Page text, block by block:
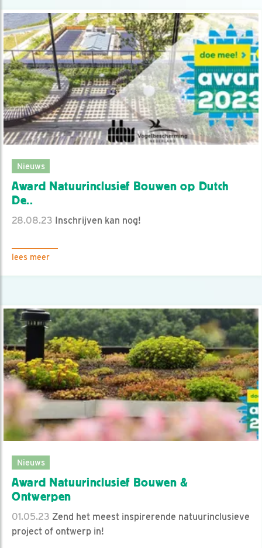
Nieuws
Award Natuurinclusief Bouwen op Dutch
De..
28.08.23 Inschrijven kan nog!
lees meer
Nieuws
Award Natuurinclusief Bouwen &
Ontwerpen
01.05.23 Zend het meest inspirerende natuurinclusieve
project of ontwerp in!